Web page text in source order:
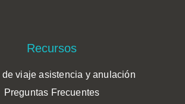
Recursos
de viaje asistencia y anulación
Preguntas Frecuentes